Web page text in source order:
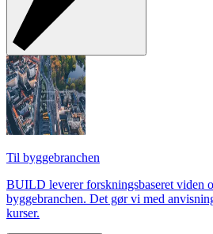
Til byggebranchen
BUILD leverer forskningsbaseret viden
byggebranchen. Det gør vi med
kurser.